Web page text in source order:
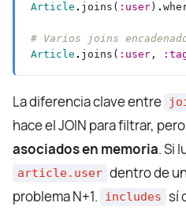
Article . joins( :user ) .
# Varios joins
Article . joins( :user ,
La diferencia clave entre
hace el JOIN para filtrar, pero
asociados en memoria. Si
article.user dentro de
problema N+1.
includes sí